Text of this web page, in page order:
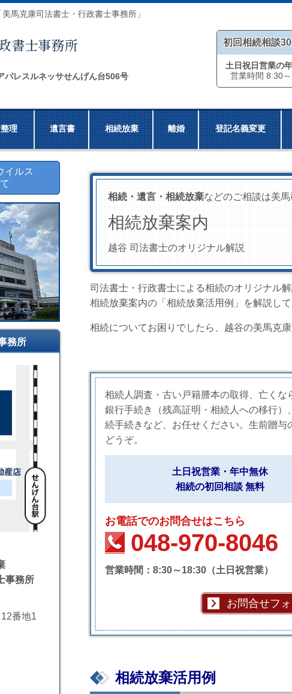
馬克康司法書士・行政書士事務所」
パレスルネッサせんげん台506号
初回相続相談
土日祝日営業の
営業時間 8:30
理 遺言書 相続放棄 離婚 登記名義変更
相続・遺言・相続放棄などのご相談は美
相続放棄案内
越谷 司法書士のオリジナル解説
司法書士・行政書士による相続のオリジナル解
相続放棄案内の「相続放棄活用例」を解説して
相続についてお困りでしたら、越谷の美馬克
相続人調査・古い戸籍謄本の取得、亡くな
銀行手続き（残高証明・相続人への移行）
続手続きなど、お任せください。生前贈与
どうぞ。
土日祝営業・年中無休
相続の初回相談 無料
お電話でのお問合せはこちら
048-970-8046
営業時間：8:30～18:30（土日祝営業）
お問合せフ
相続放棄活用例
イルス
務所
事務所
番地1